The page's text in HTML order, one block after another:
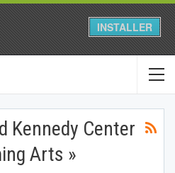
INSTALLER
Kennedy Center
Arts »